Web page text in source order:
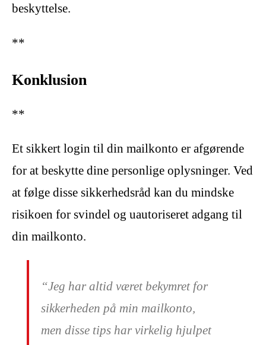
beskyttelse.
**
Konklusion
**
Et sikkert login til din mailkonto er afgørende
for at beskytte dine personlige oplysninger. Ved
at følge disse sikkerhedsråd kan du mindske
risikoen for svindel og uautoriseret adgang til
din mailkonto.
“Jeg har altid været bekymret for
sikkerheden på min mailkonto,
men disse tips har virkelig hjulpet